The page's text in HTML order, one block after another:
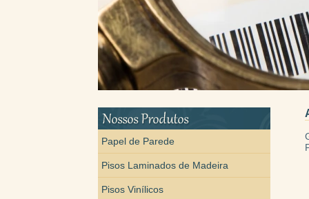
Papel de Parede
Pisos Laminados de Madeira
Pisos Vinílicos